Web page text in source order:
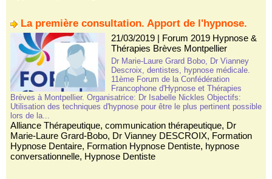
La première consultation. Apport de l'hypnose.
21/03/2019| Forum 2019 Hypnose &
Thérapies Brèves Montpellier
Dr Marie-Laure Grard Bobo, Dr Vianney
Descroix, dentistes, hypnose médicale.
11ème Forum de la Confédération
Francophone d'Hypnose et Thérapies
Brèves à Montpellier. Organisatrice: Dr Isabelle Nickles Objectifs:
Utilisation des techniques d'hypnose pour être le plus pertinent possible
lors de la...
Alliance Thérapeutique, communication thérapeutique, Dr
Marie-Laure Grard-Bobo, Dr Vianney DESCROIX, Formation
Hypnose Dentaire, Formation Hypnose Dentiste, hypnose
conversationnelle, Hypnose Dentiste